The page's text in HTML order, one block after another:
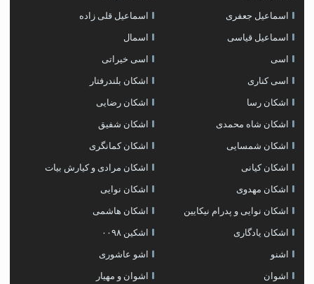
اسماعیل جعفری اسماعیل قلی زاده
اسماعیل قیاسی اسمال
اسی اسی خیراتی
اسی کناری اشکان بلندرفتار
اشکان رسا اشکان رضایی
اشکان شاه محمدی اشکان شفیق
اشکان شمسایی اشکان‌ کمانگری
اشکان کیانی اشکان مرادی و کیارش بیات
اشکان مهدوی اشکان نوایی
اشکان نوایی و پدرام نیکایین اشکان هاشمی
اشکان یادگاری اشکین ۰۰۹۸
اشنو اشو عاشوری
اشوان اشوان و مهیار